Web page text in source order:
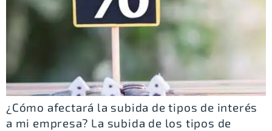
¿Cómo afectará la subida de tipos de interés
a mi empresa? La subida de los tipos de